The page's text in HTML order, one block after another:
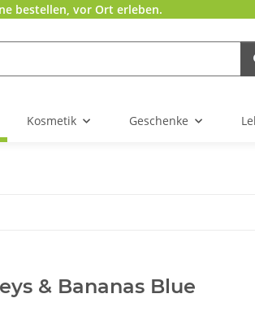
bestellen, vor Ort erleben.
Kosmetik Geschenke
& Bananas Blue